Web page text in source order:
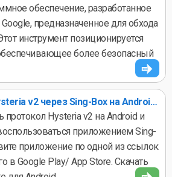
обеспечение, разработанное
предназначенное для обхода
инструмент позиционируется
более безопасный
Как подключить Hysteria v2 через Sing-Box на Android и iPhone
Hysteria v2 на Android и
приложением Sing-
приложение по одной из ссылок
в Google Play/ App Store. Скачать